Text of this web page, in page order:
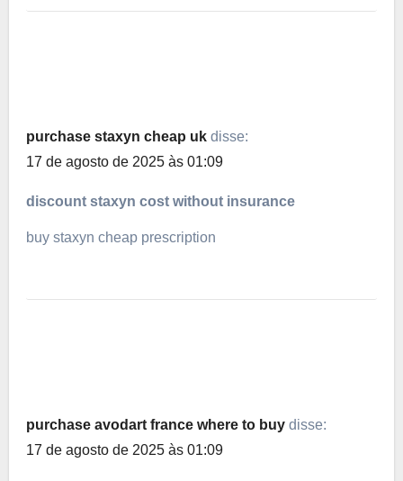
purchase staxyn cheap uk disse:
17 de agosto de 2025 às 01:09
discount staxyn cost without insurance
buy staxyn cheap prescription
purchase avodart france where to buy disse:
17 de agosto de 2025 às 01:09